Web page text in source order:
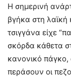
Η σημερινή
βγήκα στη
τσιγγάνα είχε
σκόρδα κάθετα
κανονικό πάγκο,
περάσουν οι